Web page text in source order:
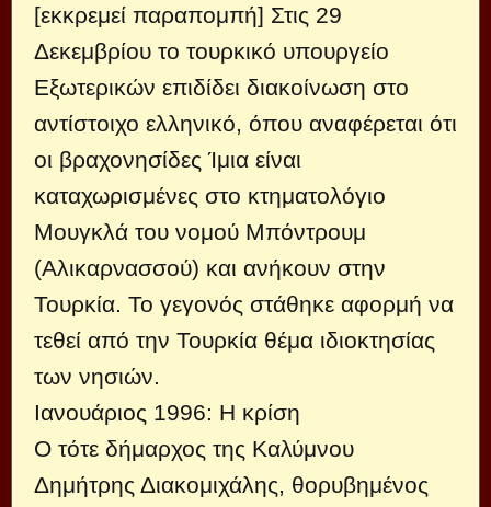
[εκκρεμεί παραπομπή] Στις 29
Δεκεμβρίου το τουρκικό υπουργείο
Εξωτερικών επιδίδει διακοίνωση στο
αντίστοιχο ελληνικό, όπου αναφέρεται ότι
οι βραχονησίδες Ίμια είναι
καταχωρισμένες στο κτηματολόγιο
Μουγκλά του νομού Μπόντρουμ
(Αλικαρνασσού) και ανήκουν στην
Τουρκία. Το γεγονός στάθηκε αφορμή να
τεθεί από την Τουρκία θέμα ιδιοκτησίας
των νησιών.
Ιανουάριος 1996: Η κρίση
Ο τότε δήμαρχος της Καλύμνου
Δημήτρης Διακομιχάλης, θορυβημένος